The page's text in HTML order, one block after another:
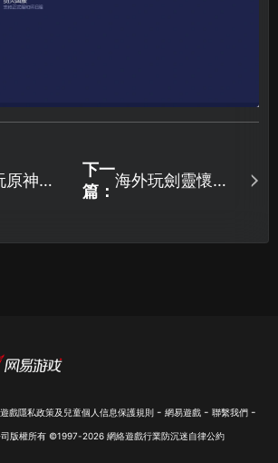
原神國
下一
篇：
海外玩劍靈懷舊
戲隱私政策及兒童個人信息保護規則 - 網易遊戲 - 聯繫我們 -
司版權所有 ©1997-2026 網絡遊戲行業防沉迷自律公約